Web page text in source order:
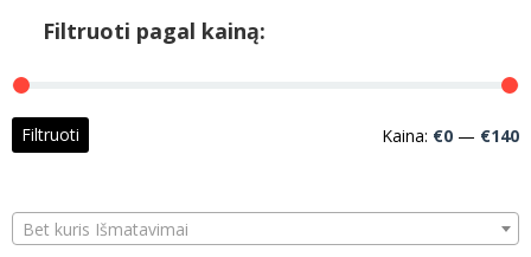
Filtruoti pagal kainą:
Filtruoti Kaina: €0 — €140
Bet kuris Išmatavimai